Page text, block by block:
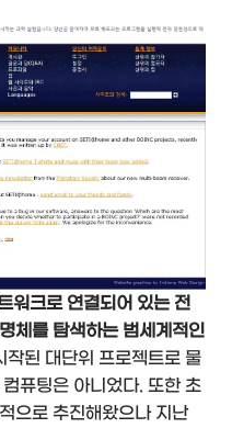
워크로 연결되어 있는 전
체를 탐색하는 범세계적인
된 대단위 프로젝트로 물
퓨팅은 아니었다. 또한 초
으로 추진해왔으나 지난